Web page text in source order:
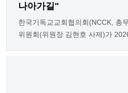
나아가길"
한국기독교교회협의회(NCCK, 총
위원회(위원장 김현호 사제)가